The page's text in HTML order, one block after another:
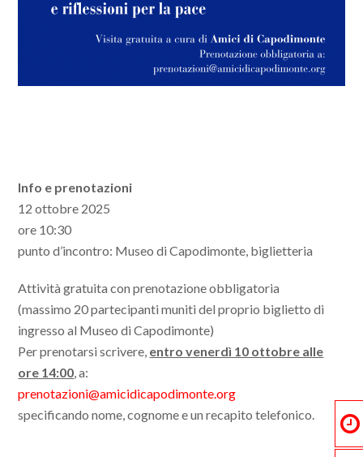
Info e prenotazioni
12 ottobre 2025
ore 10:30
punto d’incontro: Museo di Capodimonte, biglietteria
Attività gratuita con prenotazione obbligatoria
(massimo 20 partecipanti muniti del proprio biglietto di
ingresso al Museo di Capodimonte)
Per prenotarsi scrivere, entro venerdì 10 ottobre alle
ore 14:00, a:
prenotazioni@amicidicapodimonte.org
specificando nome, cognome e un recapito telefonico.